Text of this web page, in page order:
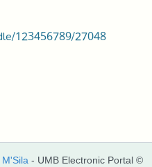
123456789/27048
- UMB Electronic Portal ©